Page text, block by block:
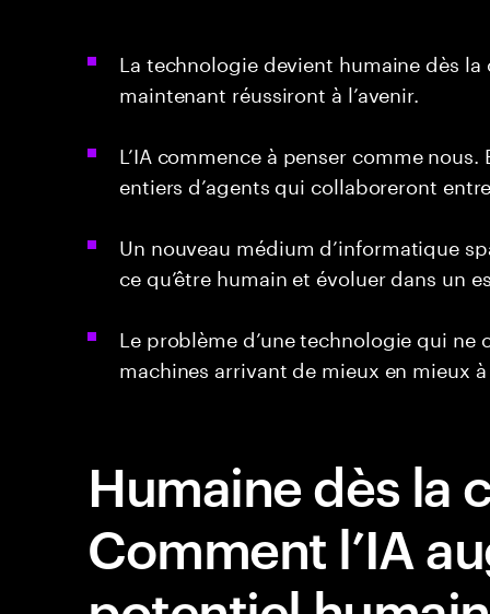
La technologie devient humaine dès
maintenant réussiront à l’avenir.
L’IA commence à penser comme
entiers d’agents qui collaboreront
Un nouveau médium d’informatique
ce qu’être humain et évoluer dans un
Le problème d’une technologie qui
machines arrivant de mieux en mieux
Humaine dès la
Comment l’IA